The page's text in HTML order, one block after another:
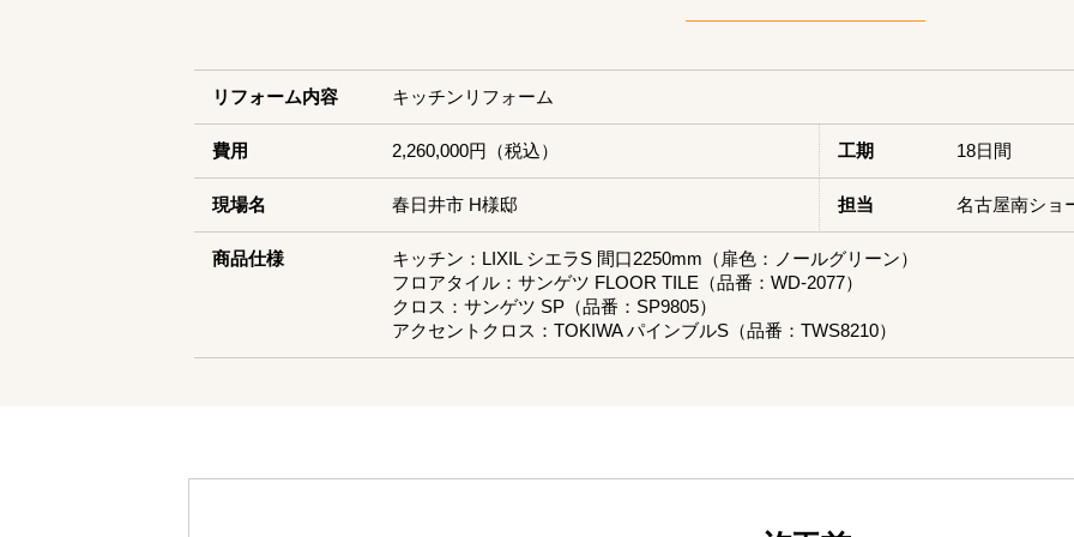
リフォーム内容 キッチンリフォーム
費用 2,260,000円（税込） 工期 18日間
現場名 春日井市 H様邸 担当 名古屋南ショ
商品仕様
キッチン：LIXIL シエラS 間口2250mm（扉色：ノールグリーン）
フロアタイル：サンゲツ FLOOR TILE（品番：WD-2077）
クロス：サンゲツ SP（品番：SP9805）
アクセントクロス：TOKIWA パインブルS（品番：TWS8210）